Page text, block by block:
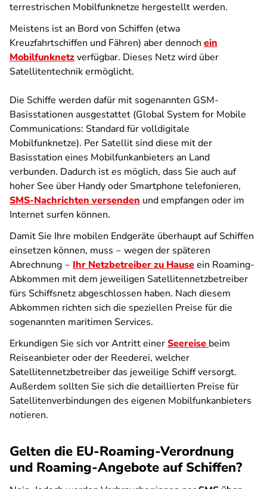
terrestrischen Mobilfunknetze hergestellt werden.
Meistens ist an Bord von Schiffen (etwa
Kreuzfahrtschiffen und Fähren) aber dennoch ein
Mobilfunknetzverfügbar. Dieses Netz wird über
Satellitentechnik ermöglicht.
Die Schiffe werden dafür mit sogenannten GSM-
Basisstationen ausgestattet (Global System for Mobile
Communications: Standard für volldigitale
Mobilfunknetze). Per Satellit sind diese mit der
Basisstation eines Mobilfunkanbieters an Land
verbunden. Dadurch ist es möglich, dass Sie auch auf
hoher See über Handy oder Smartphone telefonieren,
SMS-Nachrichten versenden und empfangen oder im
Internet surfen können.
Damit Sie Ihre mobilen Endgeräte überhaupt auf Schiffen
einsetzen können, muss ‒ wegen der späteren
Abrechnung ‒ Ihr Netzbetreiber zu Hauseein Roaming-
Abkommen mit dem jeweiligen Satellitennetzbetreiber
fürs Schiffsnetz abgeschlossen haben. Nach diesem
Abkommen richten sich die speziellen Preise für die
sogenannten maritimen Services.
Erkundigen Sie sich vor Antritt einerSeereise beim
Reiseanbieter oder der Reederei, welcher
Satellitennetzbetreiber das jeweilige Schiff versorgt.
Außerdem sollten Sie sich die detaillierten Preise für
Satellitenverbindungen des eigenen Mobilfunkanbieters
notieren.
Gelten die EU-Roaming-Verordnung
und Roaming-Angebote auf Schiffen?